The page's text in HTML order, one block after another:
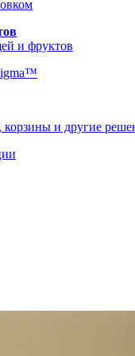
и фруктов
и другие